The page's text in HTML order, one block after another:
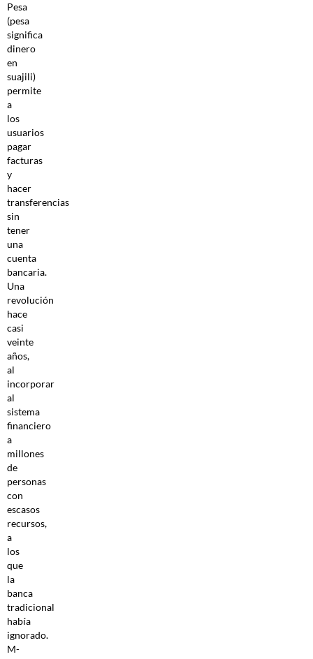
Pesa
(pesa
significa
dinero
en
suajili)
permite
a
los
usuarios
pagar
facturas
y
hacer
transferencias
sin
tener
una
cuenta
bancaria.
Una
revolución
hace
casi
veinte
años,
al
incorporar
al
sistema
financiero
a
millones
de
personas
con
escasos
recursos,
a
los
que
la
banca
tradicional
había
ignorado.
M-